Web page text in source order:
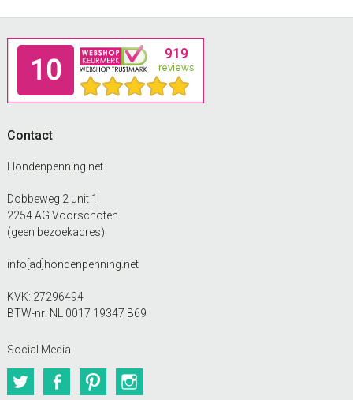
Footer
Contact
Hondenpenning.net
Dobbeweg 2 unit 1
2254 AG Voorschoten
(geen bezoekadres)
info[ad]hondenpenning.net
KVK: 27296494
BTW-nr: NL 0017 19347 B69
Social Media
TwitterFacebookPinterest